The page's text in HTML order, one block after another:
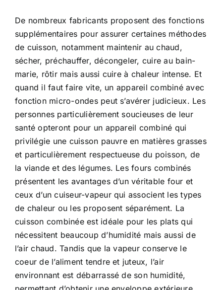
De nombreux fabricants proposent des fonctions
supplémentaires pour assurer certaines méthodes
de cuisson, notamment maintenir au chaud,
sécher, préchauffer, décongeler, cuire au bain-
marie, rôtir mais aussi cuire à chaleur intense. Et
quand il faut faire vite, un appareil combiné avec
fonction micro-ondes peut s’avérer judicieux. Les
personnes particulièrement soucieuses de leur
santé opteront pour un appareil combiné qui
privilégie une cuisson pauvre en matières grasses
et particulièrement respectueuse du poisson, de
la viande et des légumes. Les fours combinés
présentent les avantages d’un véritable four et
ceux d’un cuiseur-vapeur qui associent les types
de chaleur ou les proposent séparément. La
cuisson combinée est idéale pour les plats qui
nécessitent beaucoup d’humidité mais aussi de
l’air chaud. Tandis que la vapeur conserve le
coeur de l’aliment tendre et juteux, l’air
environnant est débarrassé de son humidité,